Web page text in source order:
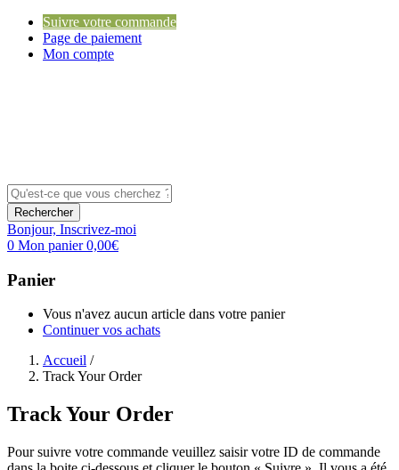
Suivre votre commande
Page de paiement
Mon compte
Rechercher
Bonjour, Inscrivez-moi
0 Mon panier0,00€
Panier
Vous n'avez aucun article dans votre panier
Continuer vos achats
Accueil /
Track Your Order
Track Your Order
Pour suivre votre commande veuillez saisir votre ID de commande